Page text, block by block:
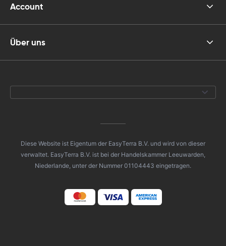
Account
Über uns
Diese Website ist Eigentum der EasyTerra B.V. und wird von dieser
verwaltet. EasyTerra B.V. ist bei der Handelskammer Leeuwarden,
Niederlande, unter der Nummer 01104443 eingetragen.